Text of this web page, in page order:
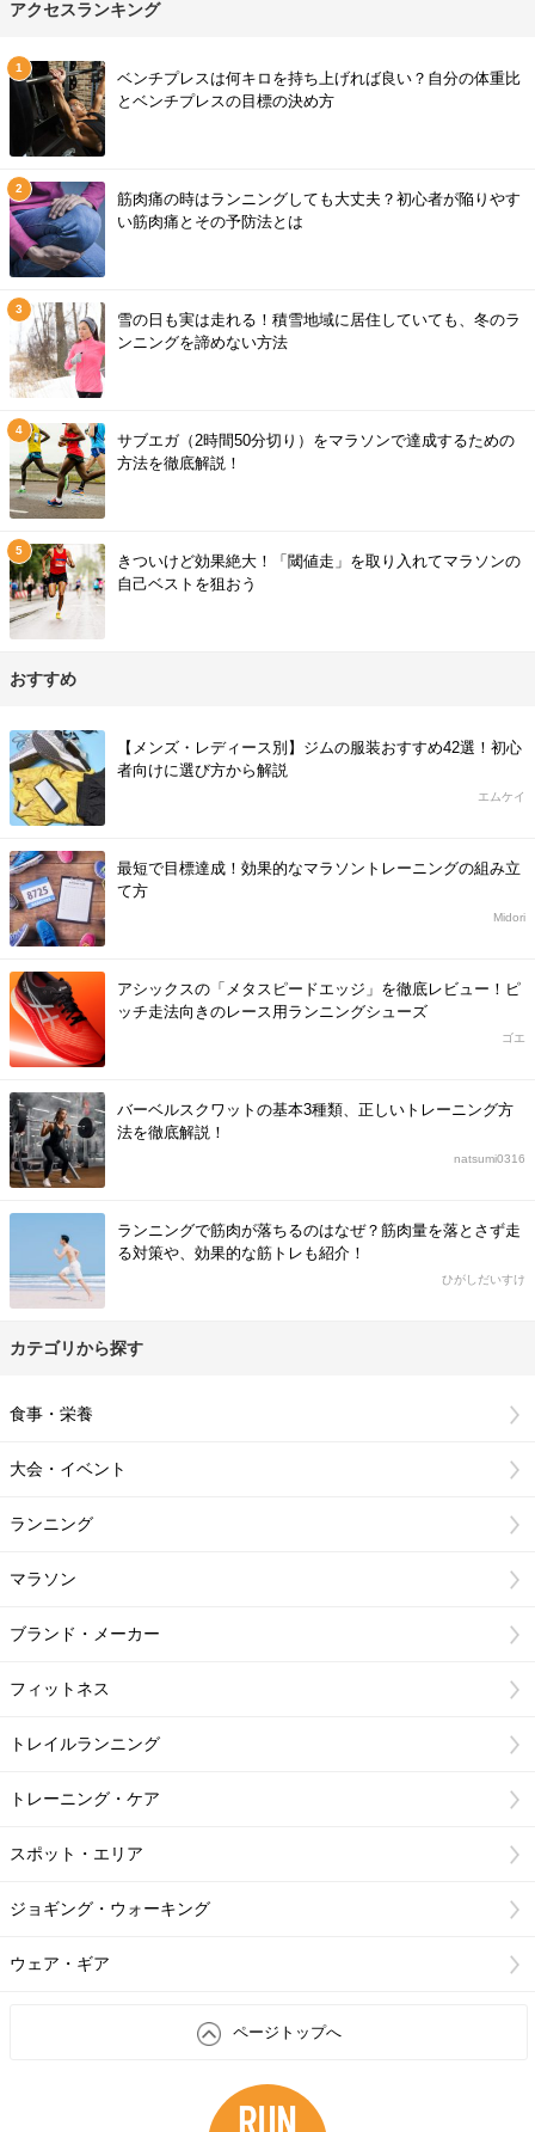
アクセスランキング
ベンチプレスは何キロを持ち上げれば良い？自分の体重比
とベンチプレスの目標の決め方
筋肉痛の時はランニングしても大丈夫？初心者が陥りやす
い筋肉痛とその予防法とは
雪の日も実は走れる！積雪地域に居住していても、冬のラ
ンニングを諦めない方法
サブエガ（2時間50分切り）をマラソンで達成するための
方法を徹底解説！
きついけど効果絶大！「閾値走」を取り入れてマラソンの
自己ベストを狙おう
おすすめ
【メンズ・レディース別】ジムの服装おすすめ42選！初心
者向けに選び方から解説
エムケイ
最短で目標達成！効果的なマラソントレーニングの組み立
て方
Midori
アシックスの「メタスピードエッジ」を徹底レビュー！ピ
ッチ走法向きのレース用ランニングシューズ
ゴエ
バーベルスクワットの基本3種類、正しいトレーニング方
法を徹底解説！
natsumi0316
ランニングで筋肉が落ちるのはなぜ？筋肉量を落とさず走
る対策や、効果的な筋トレも紹介！
ひがしだいすけ
カテゴリから探す
食事・栄養
大会・イベント
ランニング
マラソン
ブランド・メーカー
フィットネス
トレイルランニング
トレーニング・ケア
スポット・エリア
ジョギング・ウォーキング
ウェア・ギア
ページトップへ